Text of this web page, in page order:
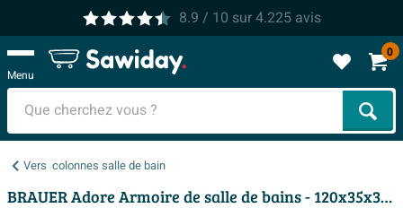
8.9 / 10 sur4.225 avis
Menu
0
Vers colonnes salle de bain
BRAUER Adore Armoire de salle de bains - 120x35x35cm - avec 1 porte sans poignée battant à gauche gris mat